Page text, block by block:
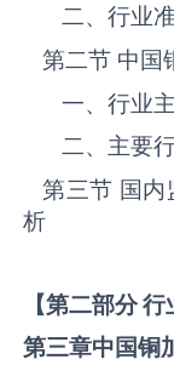
二、行业
第二节 中国‌‌‌‌‌‌‌
一、行业
二、主要
第三节 国内
析
【第二部分
第三章中国铜